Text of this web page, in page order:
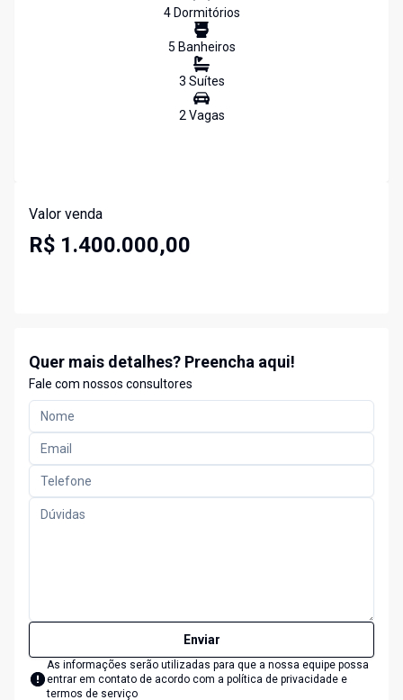
4Dormitórios
5 Banheiros
3 Suítes
2Vagas
Valor venda
R$ 1.400.000,00
Quer mais detalhes? Preencha aqui!
Fale com nossos consultores
Enviar
As informações serão utilizadas para que a nossa equipe possa
entrar em contato de acordo com a política de privacidade e
termos de serviço